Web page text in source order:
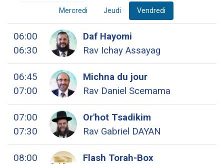
Mercredi Jeudi Vendredi
06:00
06:30
Daf Hayomi
Rav Ichay Assayag
06:45
07:00
Michna du jour
Rav Daniel Scemama
07:00
07:30
Or'hot Tsadikim
Rav Gabriel DAYAN
08:00
Flash Torah-Box